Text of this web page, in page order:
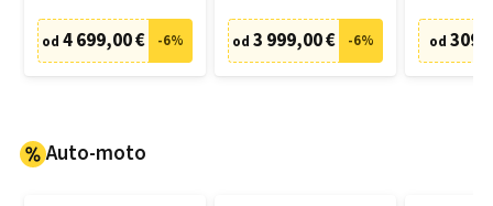
od 4 699,00 € -6% od 3 999,00 € -6% od
Auto-moto